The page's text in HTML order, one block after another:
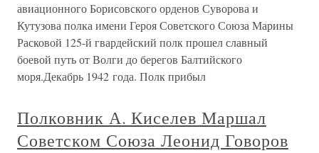
авиационного Борисовского орденов Суворова и
Кутузова полка имени Героя Советского Союза Марины
Расковой 125-й гвардейский полк прошел славный
боевой путь от Волги до берегов Балтийского
моря.Декабрь 1942 года. Полк прибыл
Полковник А. Киселев Маршал
Советском Союза Леонид Говоров